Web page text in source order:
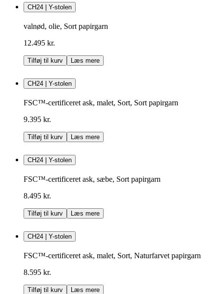
CH24 | Y-stolen
valnød, olie, Sort papirgarn
12.495 kr.
Tilføj til kurv Læs mere
CH24 | Y-stolen
FSC™-certificeret ask, malet, Sort, Sort papirgarn
9.395 kr.
Tilføj til kurv Læs mere
CH24 | Y-stolen
FSC™-certificeret ask, sæbe, Sort papirgarn
8.495 kr.
Tilføj til kurv Læs mere
CH24 | Y-stolen
FSC™-certificeret ask, malet, Sort, Naturfarvet papirgarn
8.595 kr.
Tilføj til kurv Læs mere